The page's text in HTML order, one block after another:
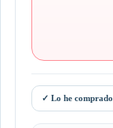
✓ Lo he comprado